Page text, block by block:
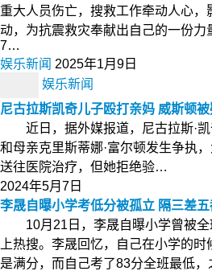
重大人员伤亡，搜救工作牵动人心
动，为抗震救灾奉献出自己的一
7…
娱乐新闻 2025年1月9日
娱乐新闻
尼古拉斯凯奇儿子殴打亲妈 威斯顿
近日，据外媒报道，尼古拉斯·凯
和母亲克里斯蒂娜·富尔顿发生争执
送往医院治疗，但她拒绝验…
2024年5月7日
李晟自曝小学考低分被孤立 隔三差
10月21日，李晟自曝小学曾被全
上热搜。李晟回忆，自己在小学的
是满分，而自己考了83分全班最低